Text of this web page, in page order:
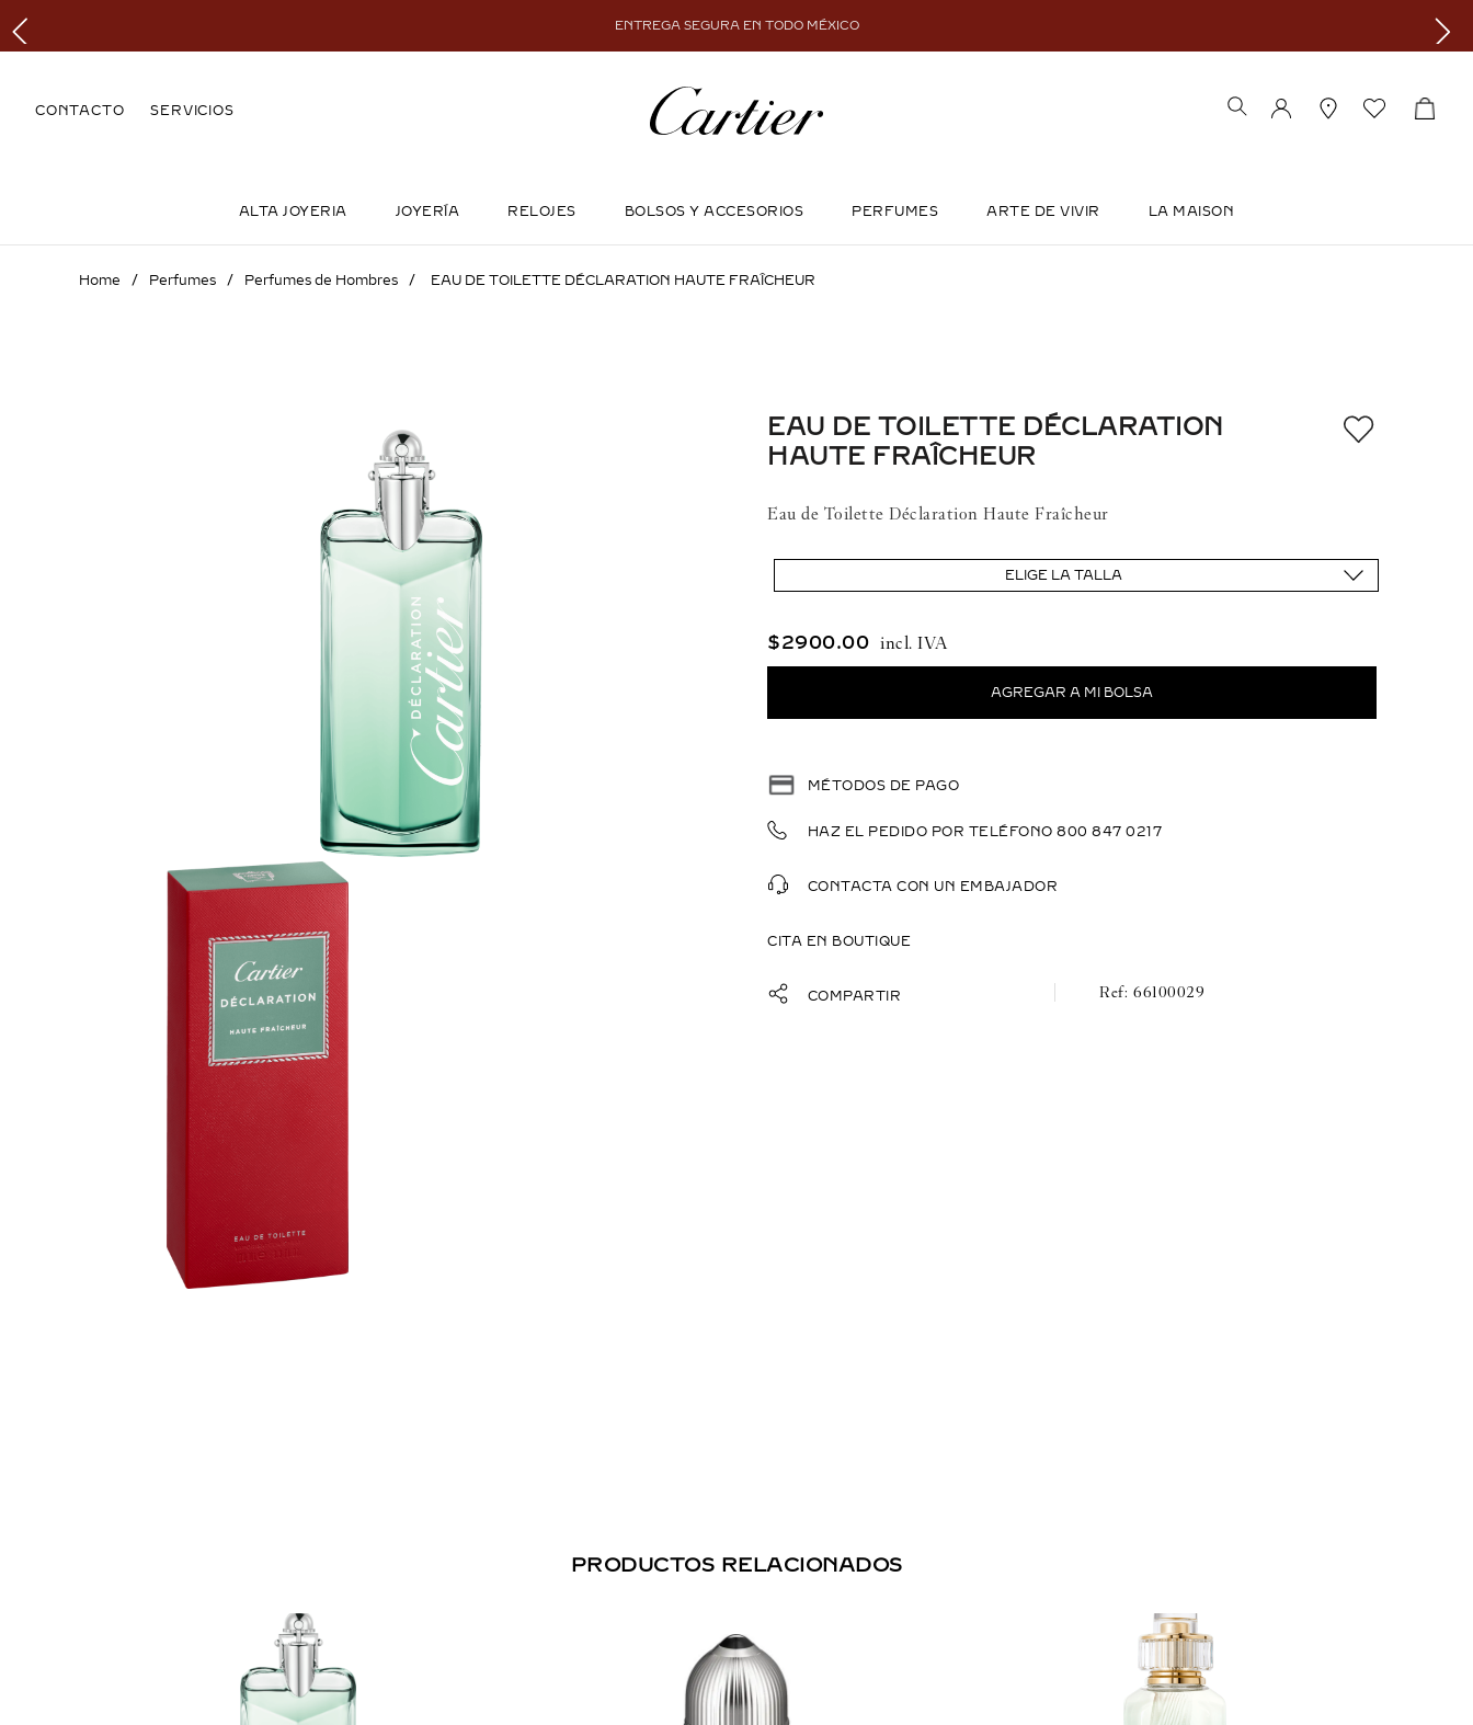
ENTREGA SEGURA EN TODO MÉXICO
CONTACTO SERVICIOS
ALTA JOYERIA JOYERÍA RELOJES BOLSOS Y ACCESORIOS PERFUMES ARTE DE VIVIR LA MAISON
Perfumes Perfumes de Hombres EAU DE TOILETTE DÉCLARATION HAUTE FRAÎCHEUR
EAU DE TOILETTE DÉCLARATION
HAUTE FRAÎCHEUR
Eau de Toilette Déclaration Haute Fraîcheur
ELIGE LA TALLA
$2900.00
MÉTODOS DE PAGO
HAZ EL PEDIDO POR TELÉFONO 800 847 0217
CONTACTA CON UN EMBAJADOR
CITA EN BOUTIQUE
COMPARTIR 66100029
PRODUCTOS RELACIONADOS